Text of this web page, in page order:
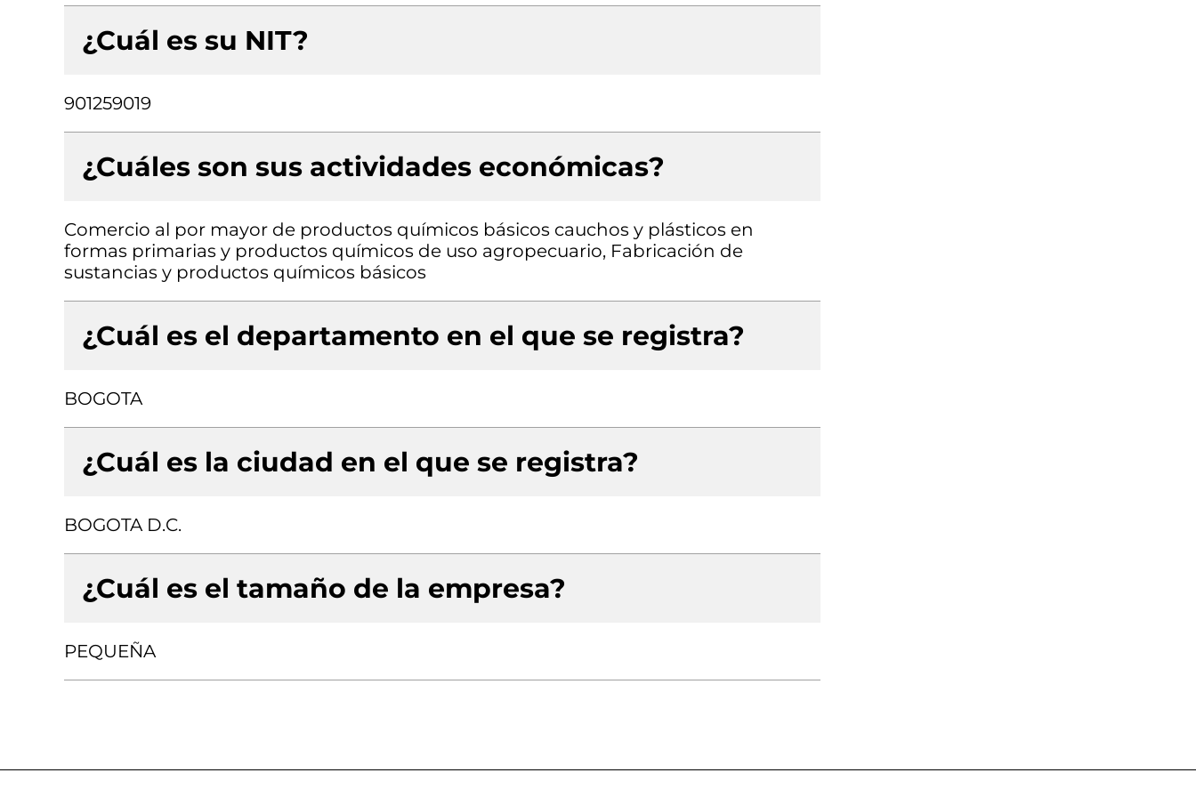
¿Cuál es su NIT?
901259019
¿Cuáles son sus actividades económicas?
Comercio al por mayor de productos químicos básicos cauchos y plásticos en
formas primarias y productos químicos de uso agropecuario, Fabricación de
sustancias y productos químicos básicos
¿Cuál es el departamento en el que se registra?
BOGOTA
¿Cuál es la ciudad en el que se registra?
BOGOTA D.C.
¿Cuál es el tamaño de la empresa?
PEQUEÑA